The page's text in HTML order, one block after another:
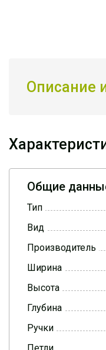
Описание
Общие
Тип
Вид
Производитель
Ширина
Высота
Глубина
Ручки